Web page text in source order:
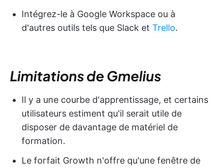
Intégrez-le à Google Workspace ou à
d'autres outils tels que Slack et Trello.
Limitations de Gmelius
Il y a une courbe d'apprentissage, et certains
utilisateurs estiment qu'il serait utile de
disposer de davantage de matériel de
formation.
Le forfait Growth n'offre qu'une fenêtre de